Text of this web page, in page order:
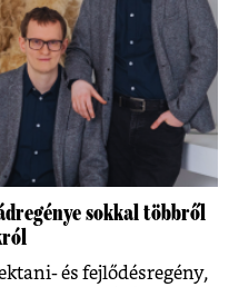
sokkal többről
és fejlődésregény,